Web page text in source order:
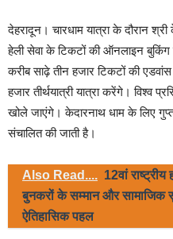
देहरादून। चारधाम यात्रा के दौरान
हेली सेवा के टिकटों की ऑनलाइन बुकिंग
करीब साढ़े तीन हजार टिकटों की
हजार तीर्थयात्री यात्रा करेंगे। विश्व
खोले जाएंगे। केदारनाथ धाम के लिए
संचालित की जाती है।
Also Read.... 12वां
बुनकरों के सम्मान और सामाजिक
ऐतिहासिक पहल